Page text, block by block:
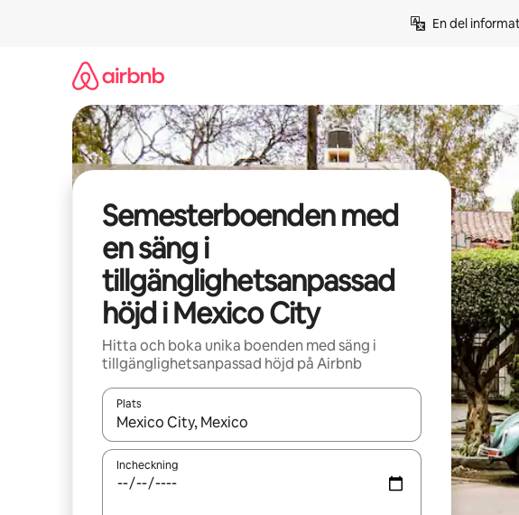
En del
Semesterboenden med
en säng i
tillgänglighetsanpassad
höjd i Mexico City
Hitta och boka unika boenden med säng i
tillgänglighetsanpassad höjd på Airbnb
Plats
När resultaten är tillgängliga kan du navigera med upp- och
Incheckning